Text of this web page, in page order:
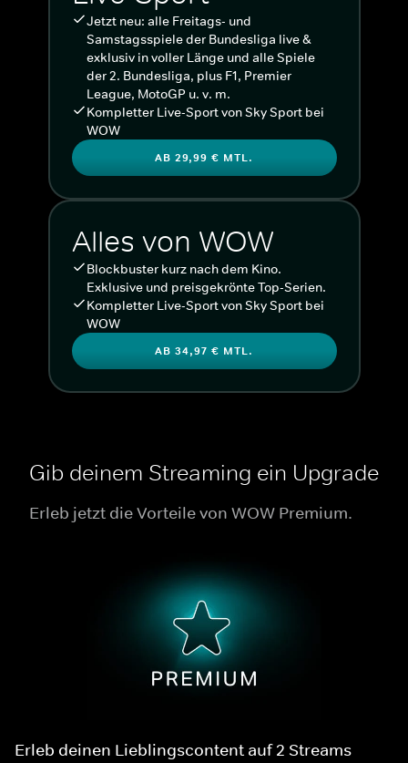
Jetzt neu: alle Freitags- und
Samstagsspiele der Bundesliga live &
exklusiv in voller Länge und alle Spiele
der 2. Bundesliga, plus F1, Premier
League, MotoGP u. v. m.
Kompletter Live-Sport von Sky Sport bei
WOW
AB 29,99 € MTL.
Alles von WOW
Blockbuster kurz nach dem Kino.
Exklusive und preisgekrönte Top-Serien.
Kompletter Live-Sport von Sky Sport bei
WOW
AB 34,97 € MTL.
Gib deinem Streaming ein Upgrade
Erleb jetzt die Vorteile von WOW Premium.
Erleb deinen Lieblingscontent auf 2 Streams